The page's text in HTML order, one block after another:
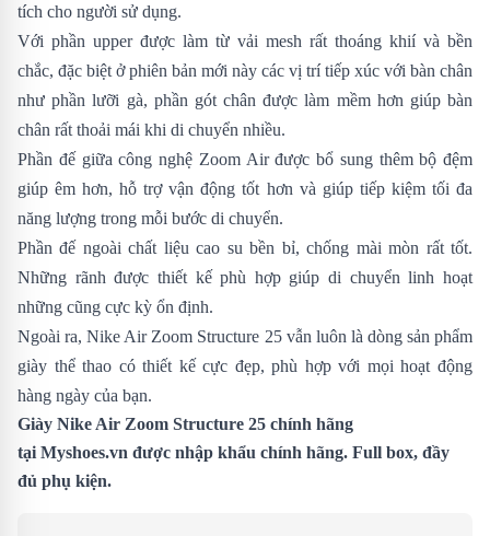
tích cho người sử dụng.
Với phần upper được làm từ vải mesh rất thoáng khií và bền
chắc, đặc biệt ở phiên bản mới này các vị trí tiếp xúc với bàn chân
như phần lưỡi gà, phần gót chân được làm mềm hơn giúp bàn
chân rất thoải mái khi di chuyển nhiều.
Phần đế giữa công nghệ Zoom Air được bổ sung thêm bộ đệm
giúp êm hơn, hỗ trợ vận động tốt hơn và giúp tiếp kiệm tối đa
năng lượng trong mỗi bước di chuyển.
Phần đế ngoài chất liệu cao su bền bỉ, chống mài mòn rất tốt.
Những rãnh được thiết kế phù hợp giúp di chuyển linh hoạt
những cũng cực kỳ ổn định.
Ngoài ra, Nike Air Zoom Structure 25 vẫn luôn là dòng sản phẩm
giày thể thao có thiết kế cực đẹp, phù hợp với mọi hoạt động
hàng ngày của bạn.
Giày Nike Air Zoom Structure 25 chính hãng
tại Myshoes.vn được nhập khẩu chính hãng. Full box, đầy
đủ phụ kiện.